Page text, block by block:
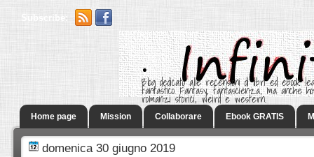
Subscribe:
.
Blog dedicato alle recensioni di libri ed ebook
fantastico. Fantasy, fantascienza, ma anche
romanzi storici, weird e western.
Home page Mission Collaborare Ebook GRATIS
domenica 30 giugno 2019